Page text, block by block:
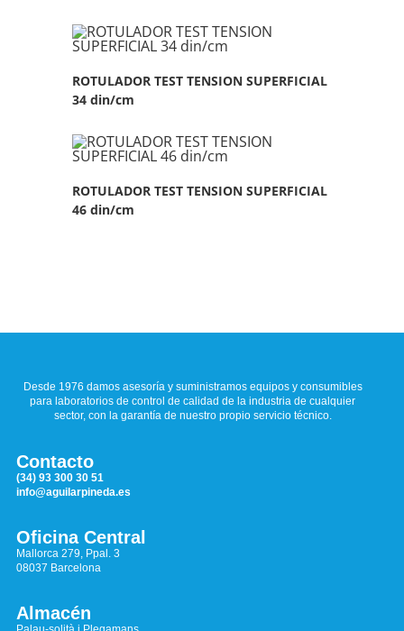
ROTULADOR TEST TENSION SUPERFICIAL
34 din/cm
ROTULADOR TEST TENSION SUPERFICIAL
46 din/cm
Desde 1976 damos asesoría y suministramos equipos y consumibles
para laboratorios de control de calidad de la industria de cualquier
sector, con la garantía de nuestro propio servicio técnico.
Contacto
(34) 93 300 30 51
info@aguilarpineda.es
Oficina Central
Mallorca 279, Ppal. 3
08037 Barcelona
Almacén